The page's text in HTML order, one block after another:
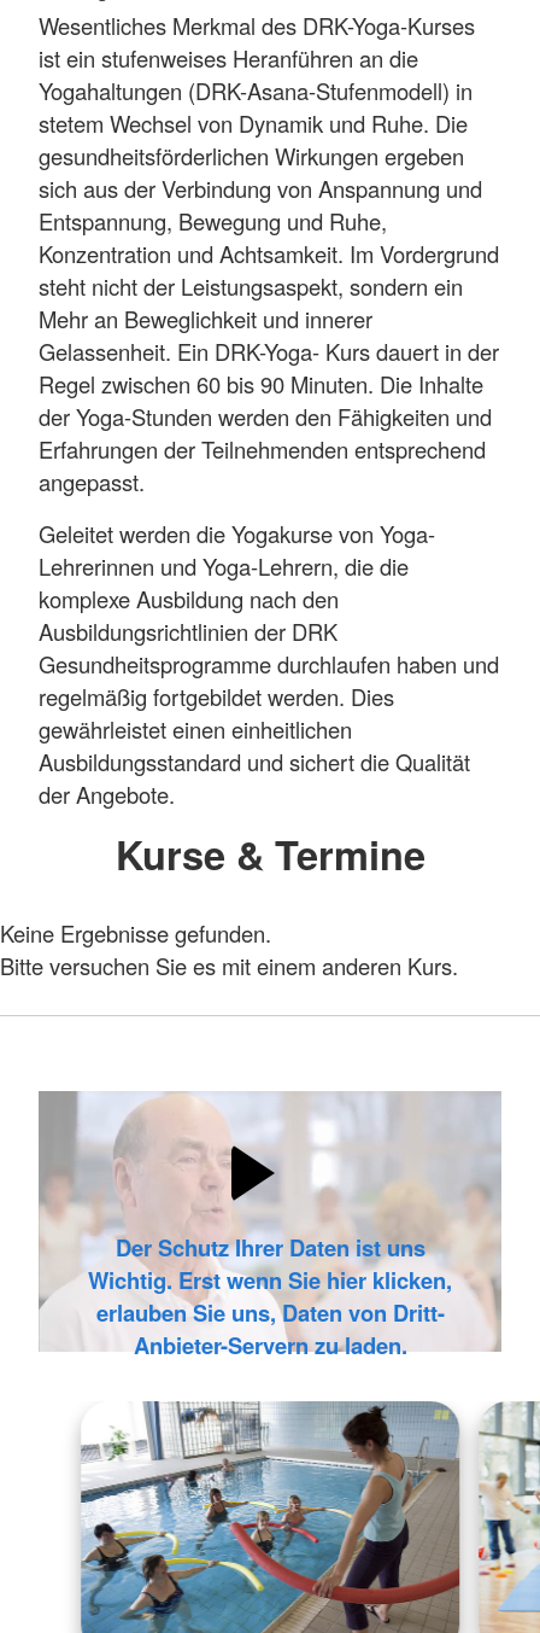
Wesentliches Merkmal des DRK-Yoga-Kurses
ist ein stufenweises Heranführen an die
Yogahaltungen (DRK-Asana-Stufenmodell) in
stetem Wechsel von Dynamik und Ruhe. Die
gesundheitsförderlichen Wirkungen ergeben
sich aus der Verbindung von Anspannung und
Entspannung, Bewegung und Ruhe,
Konzentration und Achtsamkeit. Im Vordergrund
steht nicht der Leistungsaspekt, sondern ein
Mehr an Beweglichkeit und innerer
Gelassenheit. Ein DRK-Yoga- Kurs dauert in der
Regel zwischen 60 bis 90 Minuten. Die Inhalte
der Yoga-Stunden werden den Fähigkeiten und
Erfahrungen der Teilnehmenden entsprechend
angepasst.
Geleitet werden die Yogakurse von Yoga-
Lehrerinnen und Yoga-Lehrern, die die
komplexe Ausbildung nach den
Ausbildungsrichtlinien der DRK
Gesundheitsprogramme durchlaufen haben und
regelmäßig fortgebildet werden. Dies
gewährleistet einen einheitlichen
Ausbildungsstandard und sichert die Qualität
der Angebote.
Kurse & Termine
Keine Ergebnisse gefunden.
Bitte versuchen Sie es mit einem anderen Kurs.
Der Schutz Ihrer Daten ist uns
Wichtig. Erst wenn Sie hier klicken,
erlauben Sie uns, Daten von Dritt-
Anbieter-Servern zu laden.